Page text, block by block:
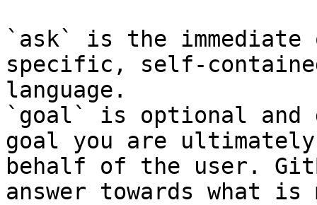
`ask` is the
specific, self-
language.
`goal` is optional and
goal you are
behalf of the user.
answer towards what